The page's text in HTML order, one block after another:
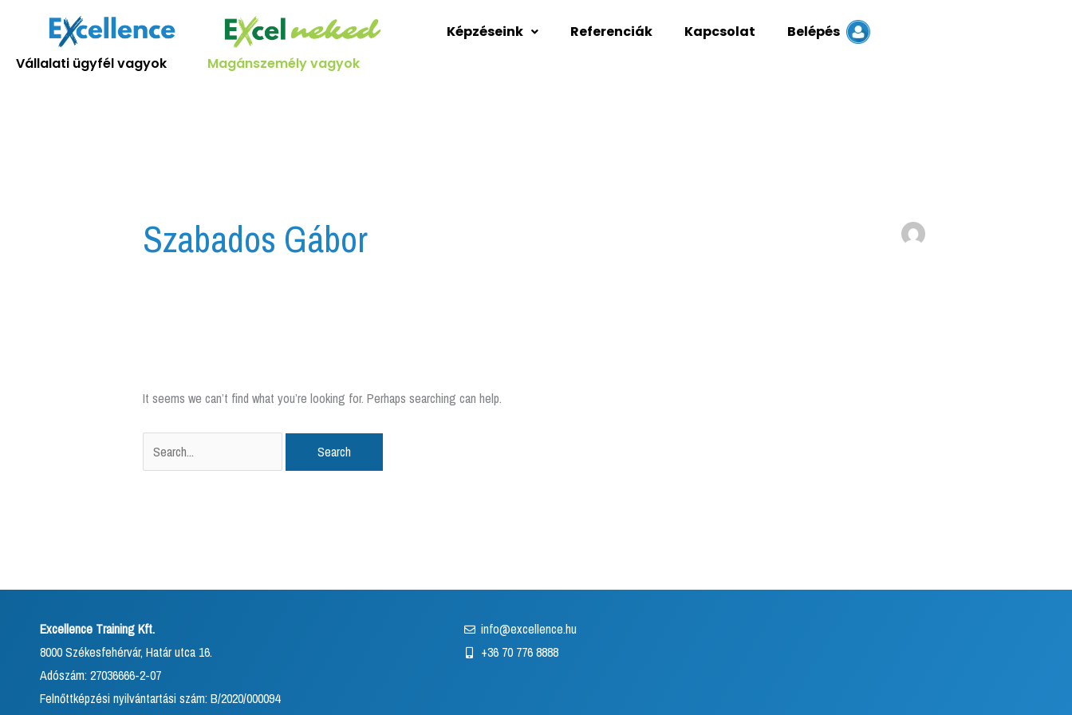
content
Vállalati ügyfél vagyok Magánszemély vagyok
Képzéseink Referenciák Kapcsolat Belépés
Szabados Gábor
It seems we can’t find what you’re looking for. Perhaps searching can help.
Excellence Training Kft.
8000 Székesfehérvár, Határ utca 16.
Adószám: 27036666-2-07
Felnőttképzési nyilvántartási szám: B/2020/000094
info@excellence.hu
+36 70 776 8888